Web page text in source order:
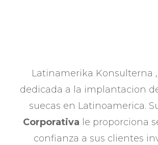
Latinamerika Konsulterna
dedicada a la implantacion
suecas en Latinoamerica.
Corporativa le proporciona
confianza a sus clientes